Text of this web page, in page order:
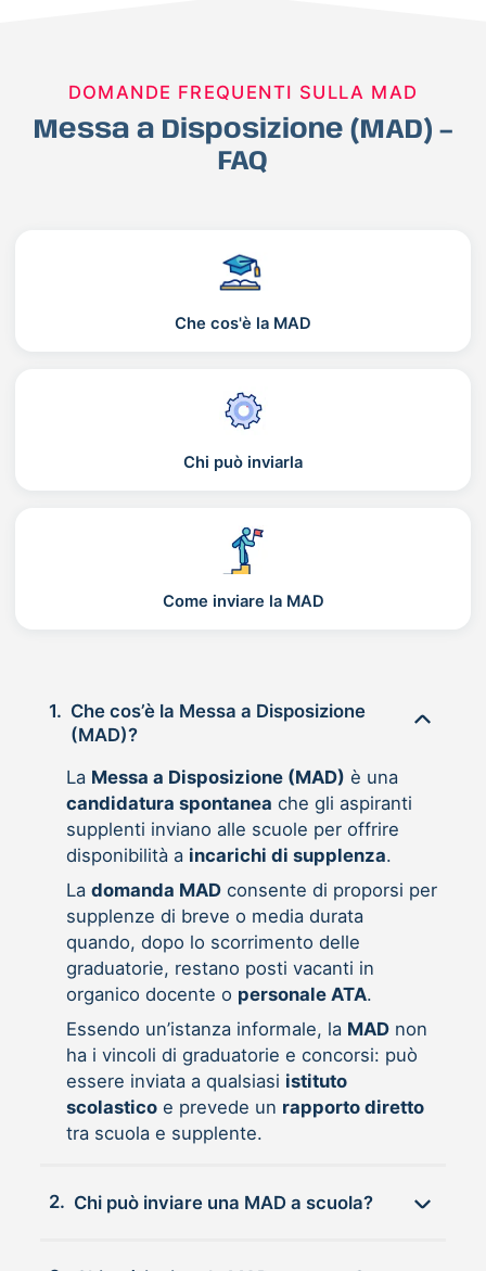
DOMANDE FREQUENTI SULLA MAD
Messa a Disposizione (MAD) –
FAQ
Che cos'è la MAD
Chi può inviarla
Come inviare la MAD
1. Che cos’è la Messa a Disposizione
(MAD)?
La Messa a Disposizione (MAD) è una
candidatura spontanea che gli aspiranti
supplenti inviano alle scuole per offrire
disponibilità a incarichi di supplenza.
La domanda MADconsente di proporsi per
supplenze di breve o media durata
quando, dopo lo scorrimento delle
graduatorie, restano posti vacanti in
organico docente o personale ATA.
Essendo un’istanza informale, la MADnon
ha i vincoli di graduatorie e concorsi: può
essere inviata a qualsiasi istituto
scolasticoe prevede un rapporto diretto
tra scuola e supplente.
2. Chi può inviare una MAD a scuola?